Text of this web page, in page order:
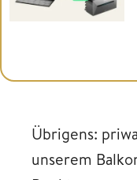
Übrigens:
unserem